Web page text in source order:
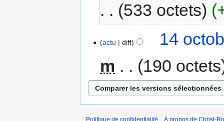
533 octets
actu diff
14
m
190 octets
Politique de confidentialité À propos de Christ-